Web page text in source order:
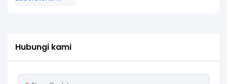
Hubungi kami